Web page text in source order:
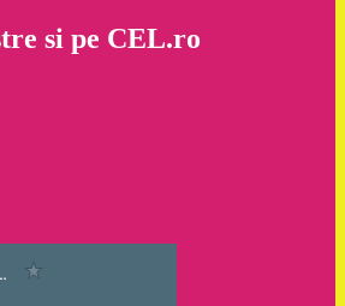
si pe CEL.ro